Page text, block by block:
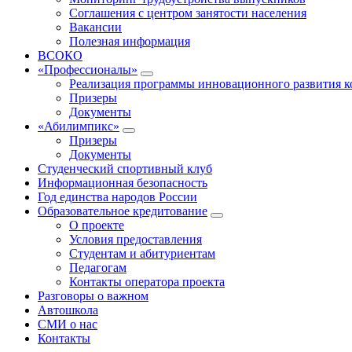
Соглашения с центром занятости населения
Вакансии
Полезная информация
ВСОКО
«Профессионалы»
Реализация программы инновационного развития
Призеры
Документы
«Абилимпикс»
Призеры
Документы
Студенческий спортивный клуб
Информационная безопасность
Год единства народов России
Образовательное кредитование
О проекте
Условия предоставления
Студентам и абитуриентам
Педагогам
Контакты оператора проекта
Разговоры о важном
Автошкола
СМИ о нас
Контакты